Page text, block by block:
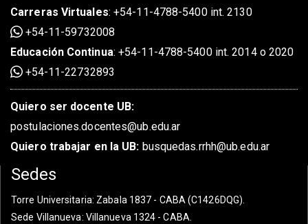
Carreras Virtuales:+54-11-4788-5400 int. 2130
+54-11-59732008
Educación Continua:+54-11-4788-5400 int. 2014 o 2020
+54-11-22732893
Quiero ser docente UB:
postulaciones.docentes@ub.edu.ar
Quiero trabajar en la UB: busquedas.rrhh@ub.edu.ar
Sedes
Torre Universitaria: Zabala 1837 - CABA (C1426DQG).
Sede Villanueva: Villanueva 1324 - CABA.